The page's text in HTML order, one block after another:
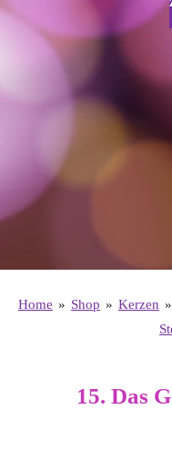
Home » Shop » Kerzen »
15. Das